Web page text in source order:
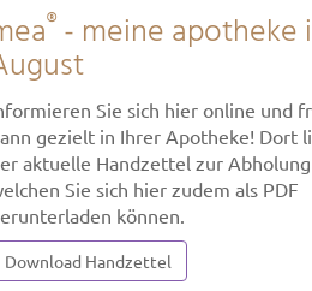
® - meine apotheke
Sie sich hier online und
gezielt in Ihrer Apotheke! Dort
aktuelle Handzettel zur
Sie sich hier zudem als PDF
können.
Download Handzettel